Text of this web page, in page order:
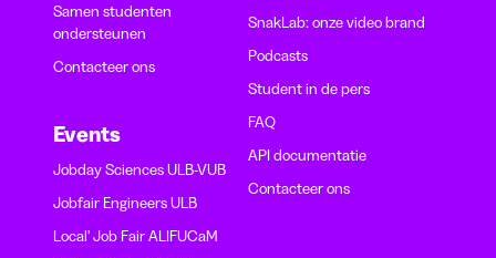
Samen studenten
ondersteunen
Contacteer ons
Events
Jobday Sciences ULB-VUB
Jobfair Engineers ULB
Local' Job Fair ALIFUCaM
SnakLab: onze video brand
Podcasts
Student in de pers
FAQ
API documentatie
Contacteer ons